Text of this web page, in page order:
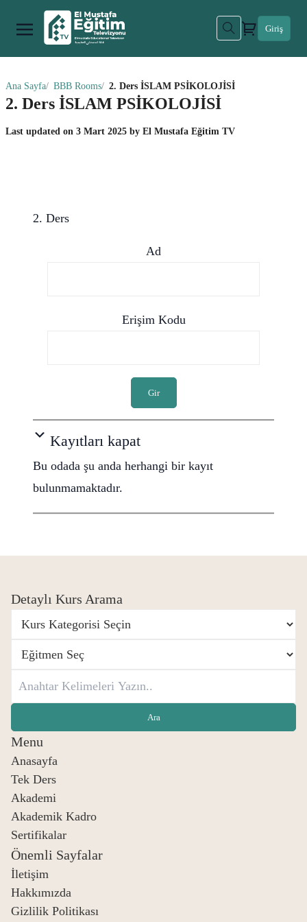
Giriş
Ana Sayfa BBB Rooms 2. Ders İSLAM PSİKOLOJİSİ
2. Ders İSLAM PSİKOLOJİSİ
Last updated on 3 Mart 2025 by El Mustafa Eğitim TV
2. Ders
Ad
Erişim Kodu
Gir
Kayıtları kapat
Bu odada şu anda herhangi bir kayıt
bulunmamaktadır.
Detaylı Kurs Arama
Menu
Anasayfa
Tek Ders
Akademi
Akademik Kadro
Sertifikalar
Önemli Sayfalar
İletişim
Hakkımızda
Gizlilik Politikası